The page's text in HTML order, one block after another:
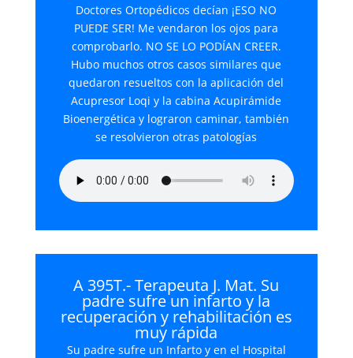
Doctores Ortopédicos decían ¡ESO NO
PUEDE SER! Me vendaron los ojos para
comprobarlo. NO SE LO PODÍAN CREER.
Hubo muchos otros casos similares que
quedaron resueltos con la aplicación del
Acupresor Loqi y la cabina Acupirámide
Bioenergética y lograron caminar, también
se resolvieron otras patologías
A 395T.- Terapeuta J. Mat. Su
padre sufre un infarto y la
recuperación y rehabilitación es
muy rápida
Su padre sufre un Infarto y en el Hospital